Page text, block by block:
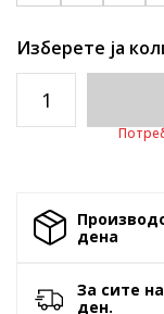
Изберете ја
денa
За сите
ден.